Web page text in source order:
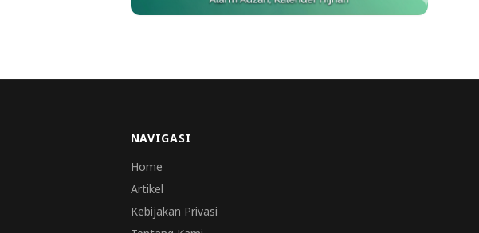
NAVIGASI
Home
Artikel
Kebijakan Privasi